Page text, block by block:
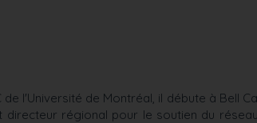
l'Université de Montréal, il débute à Bell
régional pour le soutien du